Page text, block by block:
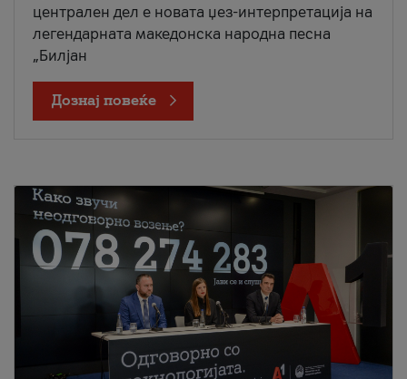
централен дел е новата џез-интерпретација на
легендарната македонска народна песна
„Билјан
Дознај повеќе